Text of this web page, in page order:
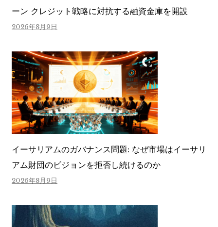
ーン クレジット戦略に対抗する融資金庫を開設
2026年8月9日
イーサリアムのガバナンス問題: なぜ市場はイーサリ
アム財団のビジョンを拒否し続けるのか
2026年8月9日